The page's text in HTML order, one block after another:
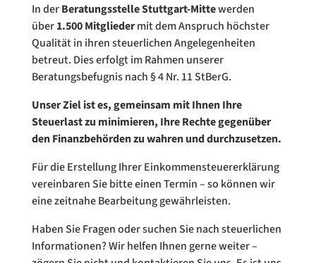
In derBeratungsstelle Stuttgart-Mittewerden
über1.500 Mitgliedermit dem Anspruch höchster
Qualität in ihren steuerlichen Angelegenheiten
betreut. Dies erfolgt im Rahmen unserer
Beratungsbefugnis nach § 4 Nr. 11 StBerG.
Unser Ziel ist es, gemeinsam mit Ihnen Ihre
Steuerlast zu minimieren, Ihre Rechte gegenüber
den Finanzbehörden zu wahren und durchzusetzen.
Für die Erstellung Ihrer Einkommensteuererklärung
vereinbaren Sie bitte einen Termin – so können wir
eine zeitnahe Bearbeitung gewährleisten.
Haben Sie Fragen oder suchen Sie nach steuerlichen
Informationen? Wir helfen Ihnen gerne weiter –